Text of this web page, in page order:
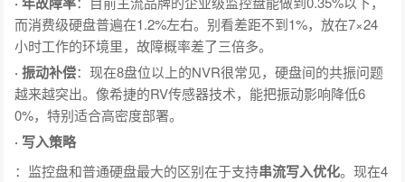
而消费级硬盘普遍在1.2%左右。别看差距不到1%，放在7×24
小时工作的环境里，故障概率差了三倍多。
· 振动补偿：现在8盘位以上的NVR很常见，硬盘间的共振问题
越来越突出。像希捷的RV传感器技术，能把振动影响降低6
0%，特别适合高密度部署。
· 写入策略
：监控盘和普通硬盘最大的区别在于支持串流写入优化。现在4